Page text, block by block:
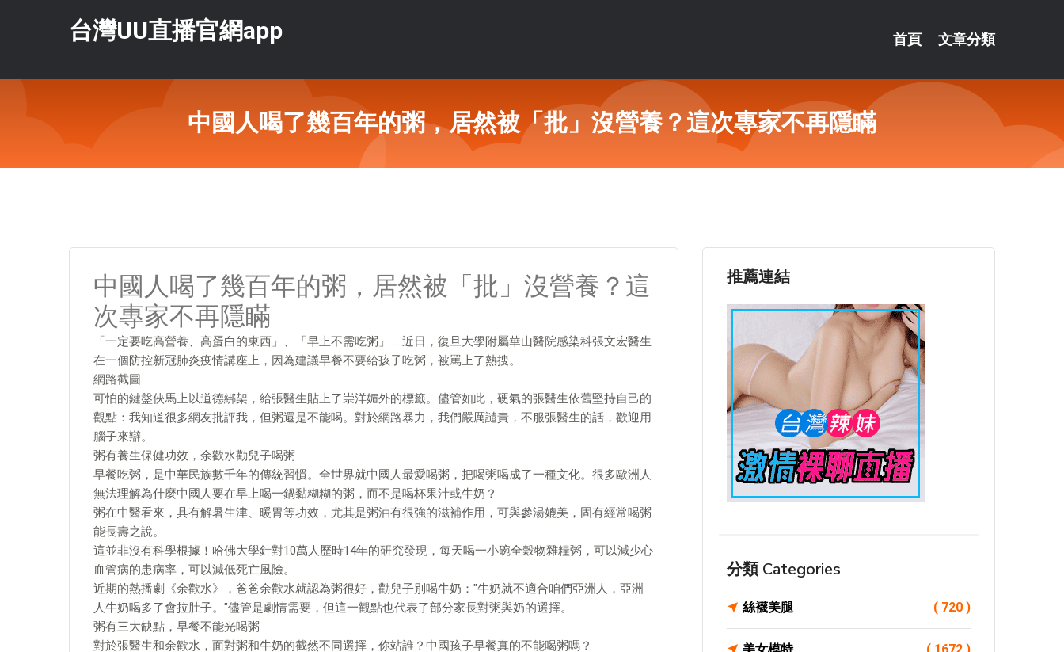
台灣UU直播官網app 首頁 文章分類
中國人喝了幾百年的粥，居然被「批」沒營養？這次專家不再隱瞞
中國人喝了幾百年的粥，居然被「批」沒營養？這
次專家不再隱瞞
「一定要吃高營養、高蛋白的東西」、「早上不需吃粥」…..近日，復旦大學附屬華山醫院感染科張文宏醫生
在一個防控新冠肺炎疫情講座上，因為建議早餐不要給孩子吃粥，被罵上了熱搜。
網路截圖
可怕的鍵盤俠馬上以道德綁架，給張醫生貼上了崇洋媚外的標籤。儘管如此，硬氣的張醫生依舊堅持自己的
觀點：我知道很多網友批評我，但粥還是不能喝。對於網路暴力，我們嚴厲譴責，不服張醫生的話，歡迎用
腦子來辯。
粥有養生保健功效，余歡水勸兒子喝粥
早餐吃粥，是中華民族數千年的傳統習慣。全世界就中國人最愛喝粥，把喝粥喝成了一種文化。很多歐洲人
無法理解為什麼中國人要在早上喝一鍋黏糊糊的粥，而不是喝杯果汁或牛奶？
粥在中醫看來，具有解暑生津、暖胃等功效，尤其是粥油有很強的滋補作用，可與參湯媲美，固有經常喝粥
能長壽之說。
這並非沒有科學根據！哈佛大學針對10萬人歷時14年的研究發現，每天喝一小碗全穀物雜糧粥，可以減少心
血管病的患病率，可以減低死亡風險。
近期的熱播劇《余歡水》，爸爸余歡水就認為粥很好，勸兒子別喝牛奶："牛奶就不適合咱們亞洲人，亞洲
人牛奶喝多了會拉肚子。"儘管是劇情需要，但這一觀點也代表了部分家長對粥與奶的選擇。
粥有三大缺點，早餐不能光喝粥
對於張醫生和余歡水，面對粥和牛奶的截然不同選擇，你站誰？中國孩子早餐真的不能喝粥嗎？
推薦連結
分類 Categories
絲襪美腿 ( 720 )